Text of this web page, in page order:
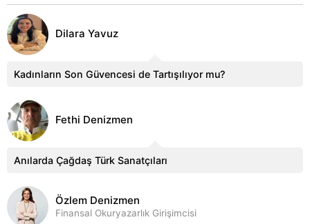
Dilara Yavuz
Kadınların Son Güvencesi de Tartışılıyor mu?
Fethi Denizmen
Anılarda Çağdaş Türk Sanatçıları
Özlem Denizmen
Finansal Okuryazarlık Girişimcisi